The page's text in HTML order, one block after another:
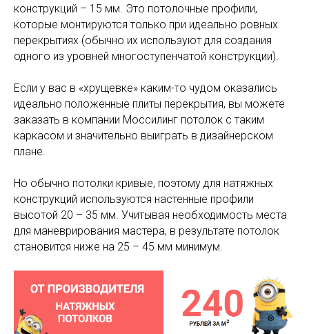
конструкций – 15 мм. Это потолочные профили,
которые монтируются только при идеально ровных
перекрытиях (обычно их используют для создания
одного из уровней многоступенчатой конструкции).
Если у вас в «хрущевке» каким-то чудом оказались
идеально положенные плиты перекрытия, вы можете
заказать в компании Моссилинг потолок с таким
каркасом и значительно выиграть в дизайнерском
плане.
Но обычно потолки кривые, поэтому для натяжных
конструкций используются настенные профили
высотой 20 – 35 мм. Учитывая необходимость места
для маневрирования мастера, в результате потолок
становится ниже на 25 – 45 мм минимум.